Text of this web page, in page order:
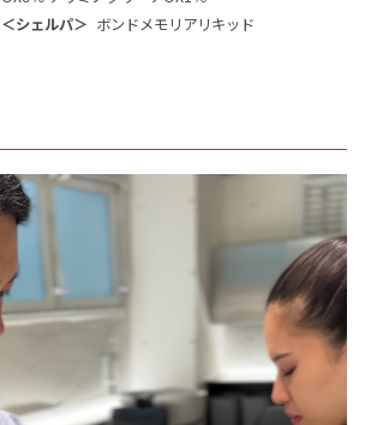
＜シェルパ＞ ボンドメモリアリキッド